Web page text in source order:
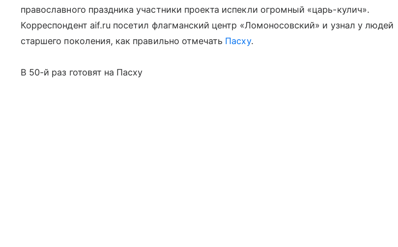
православного праздника участники проекта испекли огромный «царь-кулич».
Корреспондент aif.ru посетил флагманский центр «Ломоносовский» и узнал у людей
старшего поколения, как правильно отмечать Пасху.
В 50-й раз готовят на Пасху